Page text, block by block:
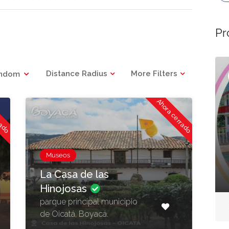
More Filters
Distance Radius
Ahora cerrado
Museos
La Casa de las
Hinojosas
parque principal municipio
de Oicatá, Boyacá.
Ahora cerrado Presentado Abierto Ahora
Hospedaje
LA VILLA TOCANA
carrera 7 No 5-38
Aún no hay reseñas